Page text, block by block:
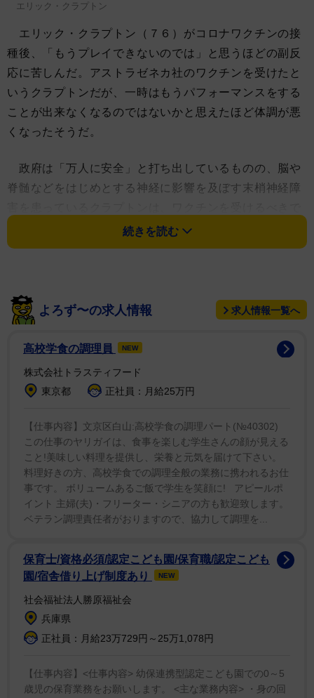
エリック・クラプトン
エリック・クラプトン（７６）がコロナワクチンの接
種後、「もうプレイできないのでは」と思うほどの副反
応に苦しんだ。アストラゼネカ社のワクチンを受けたと
いうクラプトンだが、一時はもうパフォーマンスをする
ことが出来なくなるのではないかと思えたほど体調が悪
くなったそうだ。
政府は「万人に安全」と打ち出しているものの、脳や
脊髄などをはじめとする神経に影響を及ぼす末梢神経障
なかったと振り返っている。
てたクラプトンからの手紙にはこう書かれている。「ア
ストラゼネカのワクチン１回目を受けたら、すぐに激し
い反応があり、それが１０日間続いた。やっと回復し、
「そして６週間ほど経った頃、２回目の接種がオファー
された。それで２度目のアストラゼネカのワクチンを接
種したけど、その時はもう少し危険性の知識があった。
言うまでもなく、反応はひどいものだった。私の手や足
は凍り付いているか、感覚がないか、焼けつくような感
じかのどれかで、２週間くらいは全く使い物にならなか
った。もうプレイすることができないのではないかと恐
れた（私は末梢神経障害を患っているんだから、針にな
では、このワクチンは万人に安全と言っていた」
一方、昨年ヴァン・モリソンとロックダウン反対ソン
グ「スタンド・アンド・デリバー」でタッグを組んだク
ラプトンは、そこでモリソンによる言葉を通じて、自分
と冷笑」に見舞われたと話している。
続きを読む
よろず〜の求人情報 求人情報一覧へ
高校学食の調理員 NEW
株式会社トラスティフード
東京都
正社員：月給25万円
【仕事内容】文京区白山:高校学食の調理パート(№40302)
この仕事のヤリガイは、食事を楽しむ学生さんの顔が見える
こと!美味しい料理を提供し、栄養と元気を届けて下さい。
料理好きの方、高校学食での調理全般の業務に携われるお仕
事です。 ボリュームあるご飯で学生を笑顔に! アピールポ
イント 主婦(夫)・フリーター・シニアの方も歓迎致します。
ベテラン調理責任者がおりますので、協力して調理を...
保育士/資格必須/認定こども園/保育職/認定こども
園/宿舎借り上げ制度あり
NEW
社会福祉法人勝原福祉会
兵庫県
正社員：月給23万729円～25万1,078円
【仕事内容】<仕事内容> 幼保連携型認定こども園での0～5
歳児の保育業務をお願いします。 <主な業務内容> ・身の回